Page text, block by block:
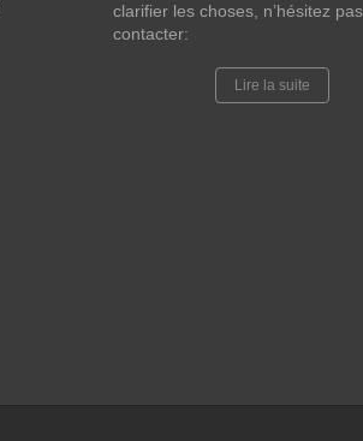
clarifier les choses, n’hésitez
contacter:
Lire la suite